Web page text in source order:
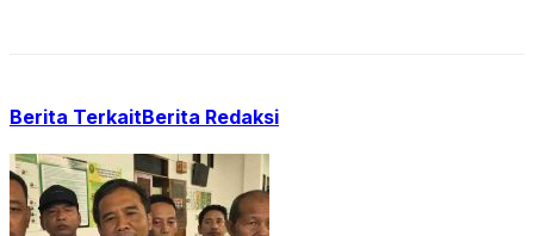
Berita TerkaitBerita Redaksi